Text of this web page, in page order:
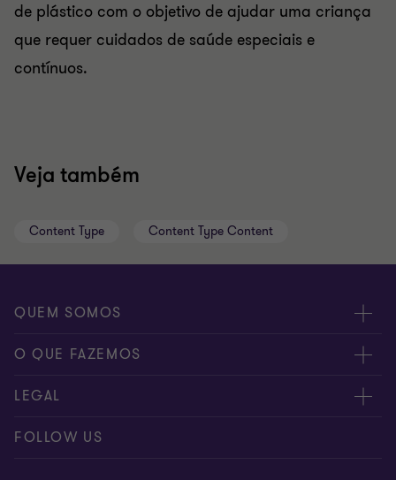
de plástico com o objetivo de ajudar uma criança
que requer cuidados de saúde especiais e
contínuos.
Veja também
Content Type Content Type Content
QUEM SOMOS
Sobre nós
Os nossos especialistas
O QUE FAZEMOS
Auditoria & Assurance
Fiscalidade (Tax)
LEGAL
Privacy
FOLLOW US